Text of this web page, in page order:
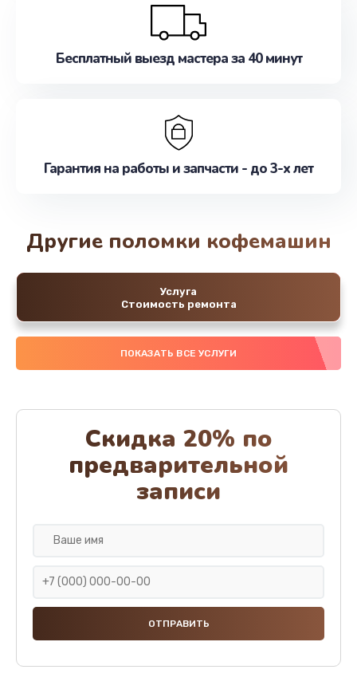
Бесплатный выезд мастера за 40 минут
Гарантия на работы и запчасти - до 3-х лет
Другие поломки кофемашин
Услуга
Стоимость ремонта
ПОКАЗАТЬ ВСЕ УСЛУГИ
Скидка 20% по
предварительной
записи